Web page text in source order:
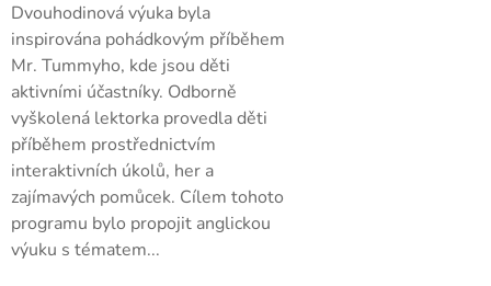
Dvouhodinová výuka byla
inspirována pohádkovým příběhem
Mr. Tummyho, kde jsou děti
aktivními účastníky. Odborně
vyškolená lektorka provedla děti
příběhem prostřednictvím
interaktivních úkolů, her a
zajímavých pomůcek. Cílem tohoto
programu bylo propojit anglickou
výuku s tématem...